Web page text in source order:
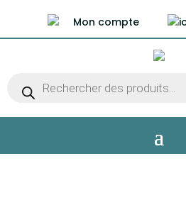
produits
Mon compte